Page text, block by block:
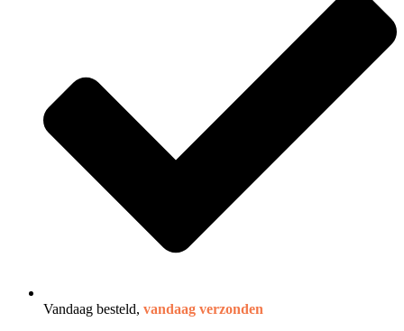
Vandaag besteld, vandaag verzonden